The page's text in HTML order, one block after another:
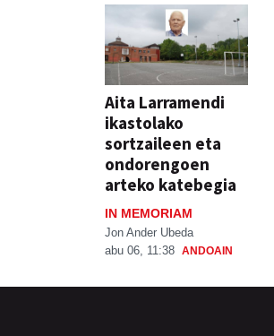
Aita Larramendi
ikastolako
sortzaileen eta
ondorengoen
arteko katebegia
IN MEMORIAM
Jon Ander Ubeda
abu 06, 11:38 ANDOAIN